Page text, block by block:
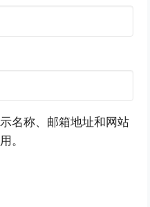
名称、邮箱地址和网站
。